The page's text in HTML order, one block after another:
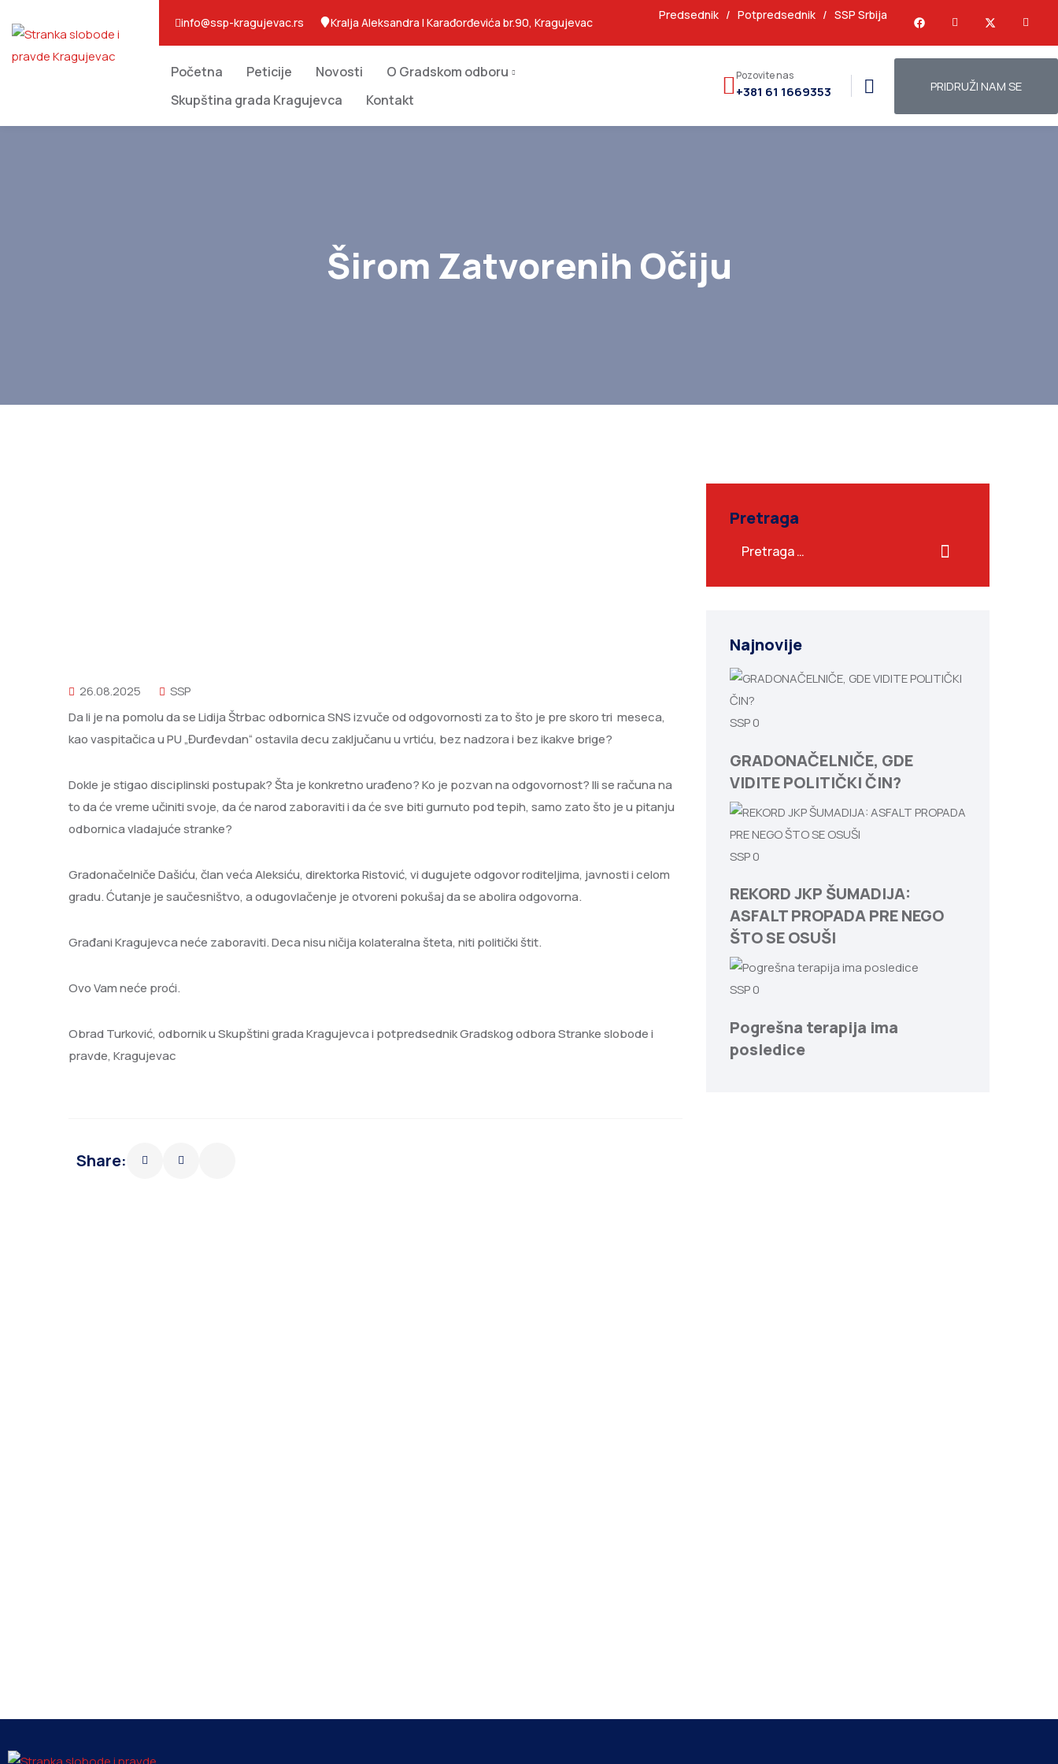
info@ssp-kragujevac.rs Kralja Aleksandra I Karađorđevića br.90, Kragujevac
Predsednik/ Potpredsednik/ SSP Srbija
Početna Peticije Novosti
O Gradskom odboru
Skupština grada Kragujevca
Kontakt
Pozovite nas
+381 61 1669353 PRIDRUŽI NAM SE
Širom Zatvorenih Očiju
26.08.2025
SSP
Da li je na pomolu da se Lidija Štrbac odbornica SNS izvuče od odgovornosti za to što je pre skoro tri meseca,
kao vaspitačica u PU „Đurđevdan“ ostavila decu zaključanu u vrtiću, bez nadzora i bez ikakve brige?
Dokle je stigao disciplinski postupak? Šta je konkretno urađeno? Ko je pozvan na odgovornost? Ili se računa na
to da će vreme učiniti svoje, da će narod zaboraviti i da će sve biti gurnuto pod tepih, samo zato što je u pitanju
odbornica vladajuće stranke?
Gradonačelniče Dašiću, član veća Aleksiću, direktorka Ristović, vi dugujete odgovor roditeljima, javnosti i celom
gradu. Ćutanje je saučesništvo, a odugovlačenje je otvoreni pokušaj da se abolira odgovorna.
Građani Kragujevca neće zaboraviti. Deca nisu ničija kolateralna šteta, niti politički štit.
Ovo Vam neće proći.
Obrad Turković, odbornik u Skupštini grada Kragujevca i potpredsednik Gradskog odbora Stranke slobode i
pravde, Kragujevac
Share:
Pretraga
Najnovije
SSP0
GRADONAČELNIČE, GDE
VIDITE POLITIČKI ČIN?
SSP0
REKORD JKP ŠUMADIJA:
ASFALT PROPADA PRE NEGO
ŠTO SE OSUŠI
SSP0
Pogrešna terapija ima
posledice